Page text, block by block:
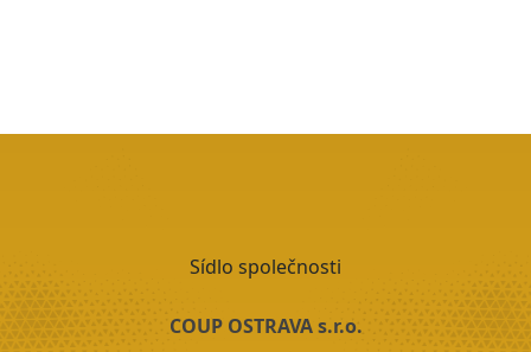
Sídlo společnosti
COUP OSTRAVA s.r.o.